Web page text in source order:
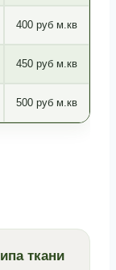
400 руб м.кв
450 руб м.кв
500 руб м.кв
ткани